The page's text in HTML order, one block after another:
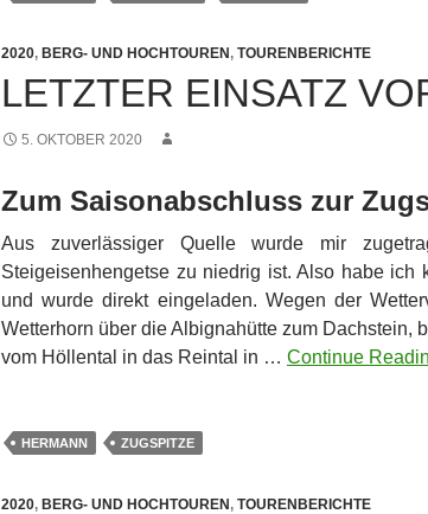
2020, BERG- UND HOCHTOUREN, TOURENBERICHTE
LETZTER EINSATZ
5. OKTOBER 2020
Zum Saisonabschluss zur
Aus zuverlässiger Quelle wurde mir
Steigeisenhengetse zu niedrig ist. Also habe ich
und wurde direkt eingeladen. Wegen der
Wetterhorn über die Albignahütte zum Dachstein,
vom Höllental in das Reintal in … Continue
HERMANN ZUGSPITZE
2020, BERG- UND HOCHTOUREN, TOURENBERICHTE